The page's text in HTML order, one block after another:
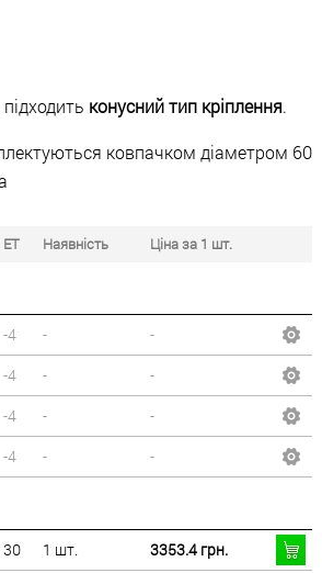
конусний тип кріплення.
ковпачком діаметром 60
ET Наявність Ціна за 1 шт.
-4 -
-
-4 -
-
-4 -
-
-4 - -
30 1 шт.
3353.4 грн.